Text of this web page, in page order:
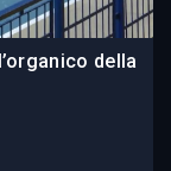
della